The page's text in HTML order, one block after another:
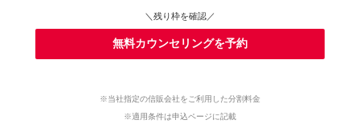
＼残り枠を確認／
無料カウンセリングを予約
※当社指定の信販会社をご利用した分割料金
※適用条件は申込ページに記載